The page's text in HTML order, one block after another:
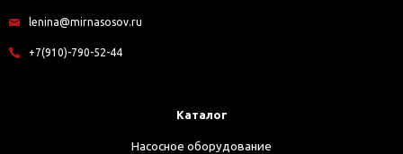
lenina@mirnasosov.ru
+7(910)-790-52-44
Каталог
Насосное оборудование